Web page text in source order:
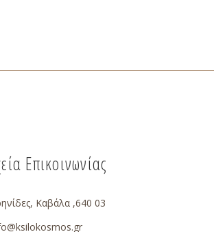
Επικοινωνίας
Καβάλα ,640 03